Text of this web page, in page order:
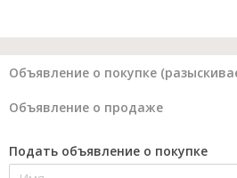
Объявление о покупке
Объявление о продаже
Подать объявление о покупке